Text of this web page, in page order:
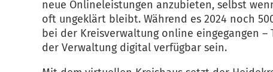
neue Onlineleistungen anzubieten, selbst
oft ungeklärt bleibt. Während es 2024 noch
bei der Kreisverwaltung online eingegangen
der Verwaltung digital verfügbar sein.